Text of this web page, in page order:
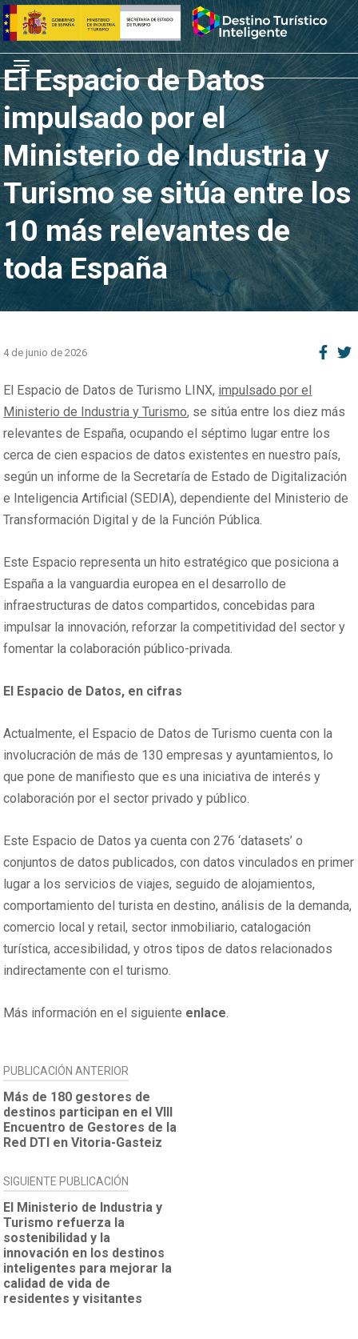
Saltar
al
contenido
Inicio
Menú
El Espacio de Datos
impulsado por el
Ministerio de Industria y
Turismo se sitúa entre los
10 más relevantes de
toda España
4 de junio de 2026
El Espacio de Datos de Turismo LINX, impulsado por el
Ministerio de Industria y Turismo, se sitúa entre los diez más
relevantes de España, ocupando el séptimo lugar entre los
cerca de cien espacios de datos existentes en nuestro país,
según un informe de la Secretaría de Estado de Digitalización
e Inteligencia Artificial (SEDIA), dependiente del Ministerio de
Transformación Digital y de la Función Pública.
Este Espacio representa un hito estratégico que posiciona a
España a la vanguardia europea en el desarrollo de
infraestructuras de datos compartidos, concebidas para
impulsar la innovación, reforzar la competitividad del sector y
fomentar la colaboración público-privada.
El Espacio de Datos, en cifras
Actualmente, el Espacio de Datos de Turismo cuenta con la
involucración de más de 130 empresas y ayuntamientos, lo
que pone de manifiesto que es una iniciativa de interés y
colaboración por el sector privado y público.
Este Espacio de Datos ya cuenta con 276 ‘datasets’ o
conjuntos de datos publicados, con datos vinculados en primer
lugar a los servicios de viajes, seguido de alojamientos,
comportamiento del turista en destino, análisis de la demanda,
comercio local y retail, sector inmobiliario, catalogación
turística, accesibilidad, y otros tipos de datos relacionados
indirectamente con el turismo.
Más información en el siguiente enlace.
NAVEGACIÓN
DE
ENTRADAS
PUBLICACIÓN ANTERIOR
Más de 180 gestores de
destinos participan en el VIII
Encuentro de Gestores de la
Red DTI en Vitoria-Gasteiz
SIGUIENTE PUBLICACIÓN
El Ministerio de Industria y
Turismo refuerza la
sostenibilidad y la
innovación en los destinos
inteligentes para mejorar la
calidad de vida de
residentes y visitantes